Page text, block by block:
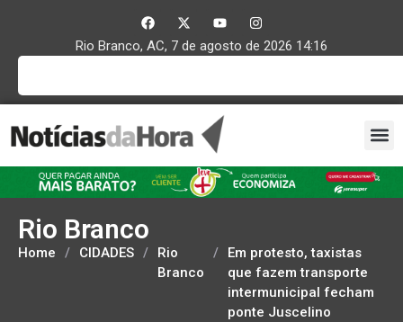
Rio Branco, AC, 7 de agosto de 2026 14:16
Rio Branco
Home / CIDADES /
Rio
Branco
/
Em protesto, taxistas
que fazem transporte
intermunicipal fecham
ponte Juscelino